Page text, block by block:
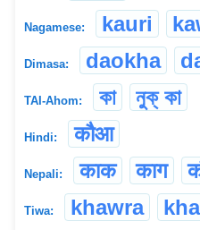
Nagamese: kauri
Dimasa: daokha
TAI-Ahom: কা নুক্ কা
Hindi: कौआ
Nepali: काक काग
Tiwa: khawra